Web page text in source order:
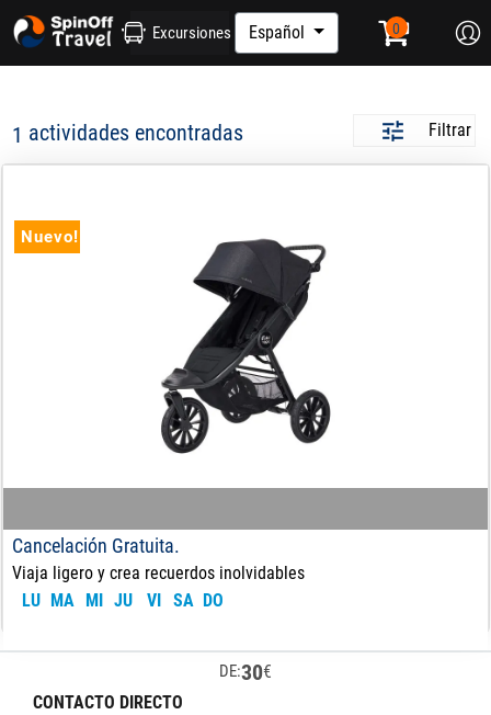
Excursiones Español
1 actividades encontradas Filtrar
Nuevo!
Cancelación Gratuita.
Viaja ligero y crea recuerdos inolvidables
LU MA MI JU VI SA DO
DE:30€
CONTACTO DIRECTO